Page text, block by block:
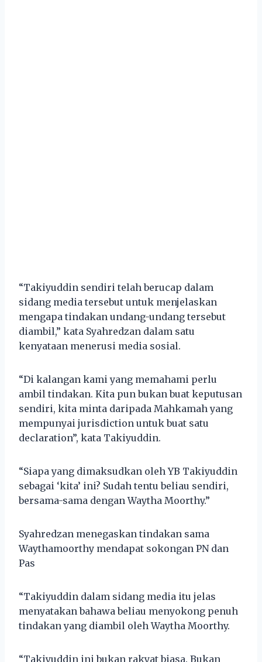
“Takiyuddin sendiri telah berucap dalam
sidang media tersebut untuk menjelaskan
mengapa tindakan undang-undang tersebut
diambil,” kata Syahredzan dalam satu
kenyataan menerusi media sosial.
“Di kalangan kami yang memahami perlu
ambil tindakan. Kita pun bukan buat keputusan
sendiri, kita minta daripada Mahkamah yang
mempunyai jurisdiction untuk buat satu
declaration”, kata Takiyuddin.
“Siapa yang dimaksudkan oleh YB Takiyuddin
sebagai ‘kita’ ini? Sudah tentu beliau sendiri,
bersama-sama dengan Waytha Moorthy.”
Syahredzan menegaskan tindakan sama
Waythamoorthy mendapat sokongan PN dan
Pas
“Takiyuddin dalam sidang media itu jelas
menyatakan bahawa beliau menyokong penuh
tindakan yang diambil oleh Waytha Moorthy.
“Takiyuddin ini bukan rakyat biasa. Bukan